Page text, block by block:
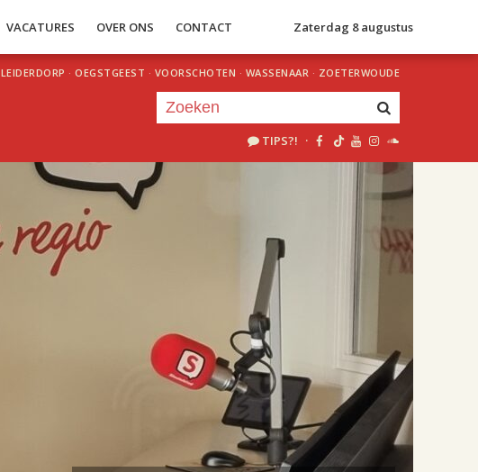
VACATURES OVER ONS CONTACT Zaterdag 8 augustus
LEIDERDORP · OEGSTGEEST · VOORSCHOTEN · WASSENAAR · ZOETERWOUDE
TIPS?! ·
uur 1 van 2
Volgend uur